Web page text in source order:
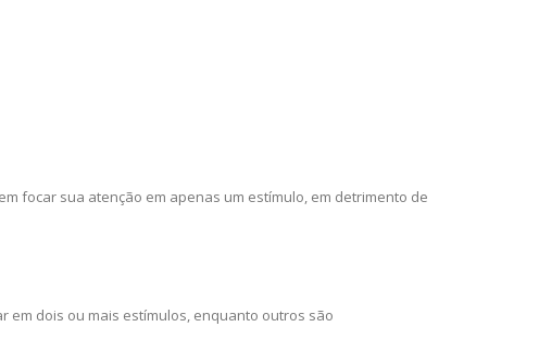
focar sua atenção em apenas um estímulo, em detrimento de
em dois ou mais estímulos, enquanto outros são